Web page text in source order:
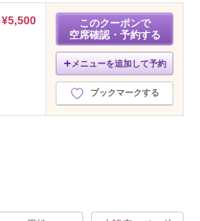
¥5,500
このクーポンで
空席確認・予約する
メニューを追加して予約
ブックマークする